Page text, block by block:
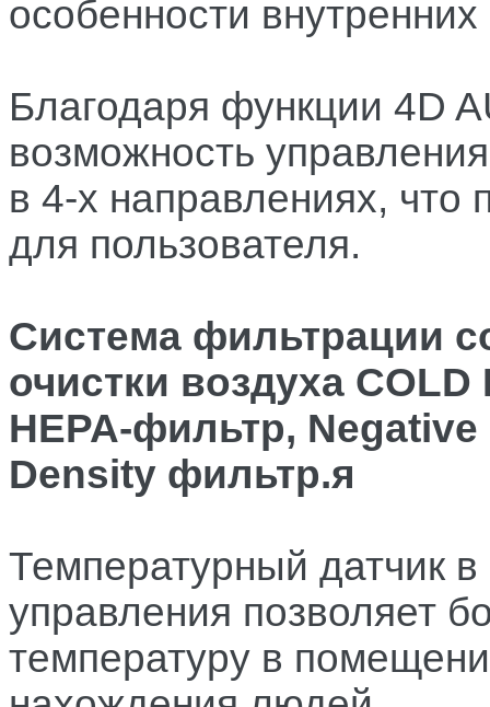
особенности
Благодаря функции 4D
возможность
в 4-х направлениях,
для пользователя.
Система фильтрации
очистки воздуха
HEPA-фильтр,
Density фильтр.я
Температурный датчик в
управления позволяет
температуру в